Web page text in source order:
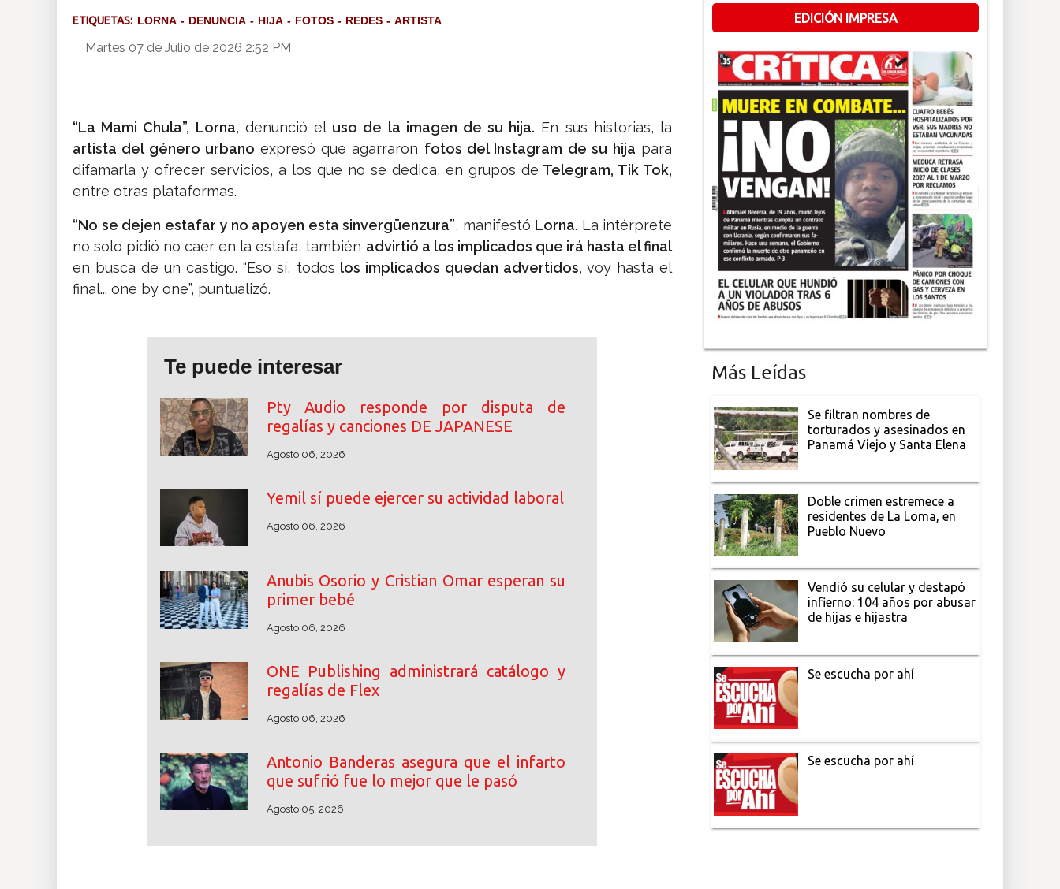
ETIQUETAS: LORNA DENUNCIA HIJA FOTOS REDES ARTISTA
Martes 07 de Julio de 2026 2:52 PM
“La Mami Chula”, Lorna, denunció el uso de la imagen de su hija. En sus historias, la
artista del género urbano expresó que agarraron fotos del Instagram de su hija para
difamarla y ofrecer servicios, a los que no se dedica, en grupos de Telegram, Tik Tok,
entre otras plataformas.
“No se dejen estafar y no apoyen esta sinvergüenzura”, manifestó Lorna. La intérprete
no solo pidió no caer en la estafa, también advirtió a los implicados que irá hasta el final
en busca de un castigo. “Eso sí, todos los implicados quedan advertidos, voy hasta el
final... one by one”, puntualizó.
Te puede interesar
Pty Audio responde por disputa de
regalías y canciones DE JAPANESE
Agosto 06, 2026
Yemil sí puede ejercer su actividad laboral
Agosto 06, 2026
Anubis Osorio y Cristian Omar esperan su
primer bebé
Agosto 06, 2026
ONE Publishing administrará catálogo y
regalías de Flex
Agosto 06, 2026
Antonio Banderas asegura que el infarto
que sufrió fue lo mejor que le pasó
Agosto 05, 2026
EDICIÓN IMPRESA
Más Leídas
Se filtran nombres de
torturados y asesinados en
Panamá Viejo y Santa Elena
Doble crimen estremece a
residentes de La Loma, en
Pueblo Nuevo
Vendió su celular y destapó
infierno: 104 años por abusar
de hijas e hijastra
Se escucha por ahí
Se escucha por ahí